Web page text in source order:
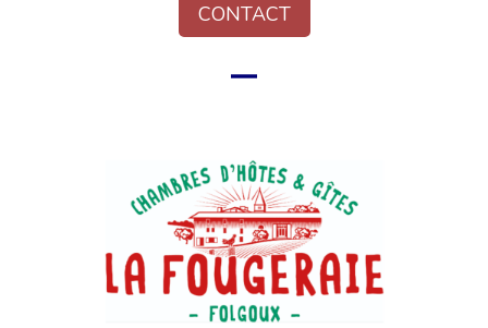
CONTACT